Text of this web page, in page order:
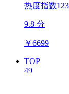
热度指数
9.8 分
￥6699
TOP
49